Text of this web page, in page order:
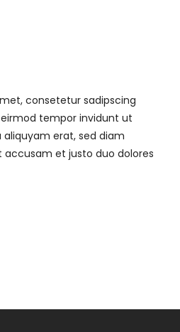
consetetur sadipscing
tempor invidunt ut
erat, sed diam
accusam et justo duo dolores